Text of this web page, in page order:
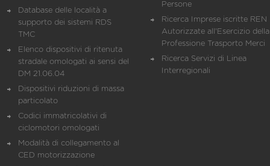
Database delle località a
supporto dei sistemi RDS
TMC
Elenco dispositivi di ritenuta
stradale omologati ai sensi del
DM 21.06.04
Dispositivi riduzioni di massa
particolato
Codici immatricolativi di
ciclomotori omologati
Modalità di collegamento al
CED motorizzazione
Persone
Ricerca Imprese iscritte REN
Autorizzate all'Esercizio della
Professione Trasporto Merci
Ricerca Servizi di Linea
Interregionali